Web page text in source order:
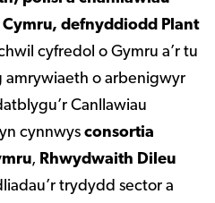
defnyddiodd Plant
cyfredol o Gymru a’r tu
o arbenigwyr
Canllawiau
cynnwys consortia
, Rhwydwaith Dileu
trydydd sector a